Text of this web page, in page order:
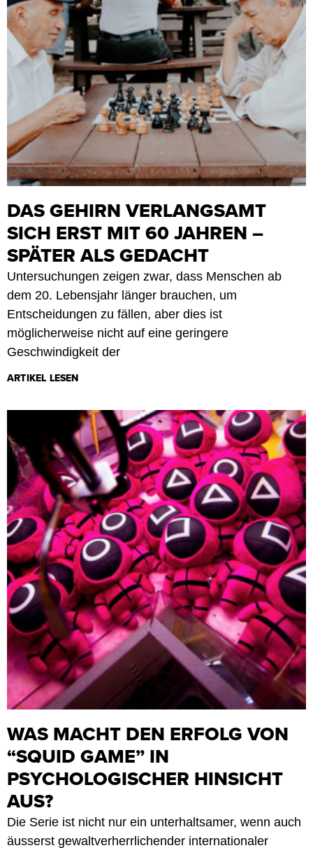
DAS GEHIRN VERLANGSAMT
SICH ERST MIT 60 JAHREN –
SPÄTER ALS GEDACHT
Untersuchungen zeigen zwar, dass Menschen ab
dem 20. Lebensjahr länger brauchen, um
Entscheidungen zu fällen, aber dies ist
möglicherweise nicht auf eine geringere
Geschwindigkeit der
ARTIKEL LESEN
WAS MACHT DEN ERFOLG VON
“SQUID GAME” IN
PSYCHOLOGISCHER HINSICHT
AUS?
Die Serie ist nicht nur ein unterhaltsamer, wenn auch
äusserst gewaltverherrlichender internationaler